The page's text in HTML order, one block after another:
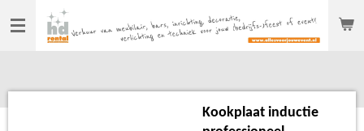
Ga
direct
hoofdinhoud
Kookplaat inductie